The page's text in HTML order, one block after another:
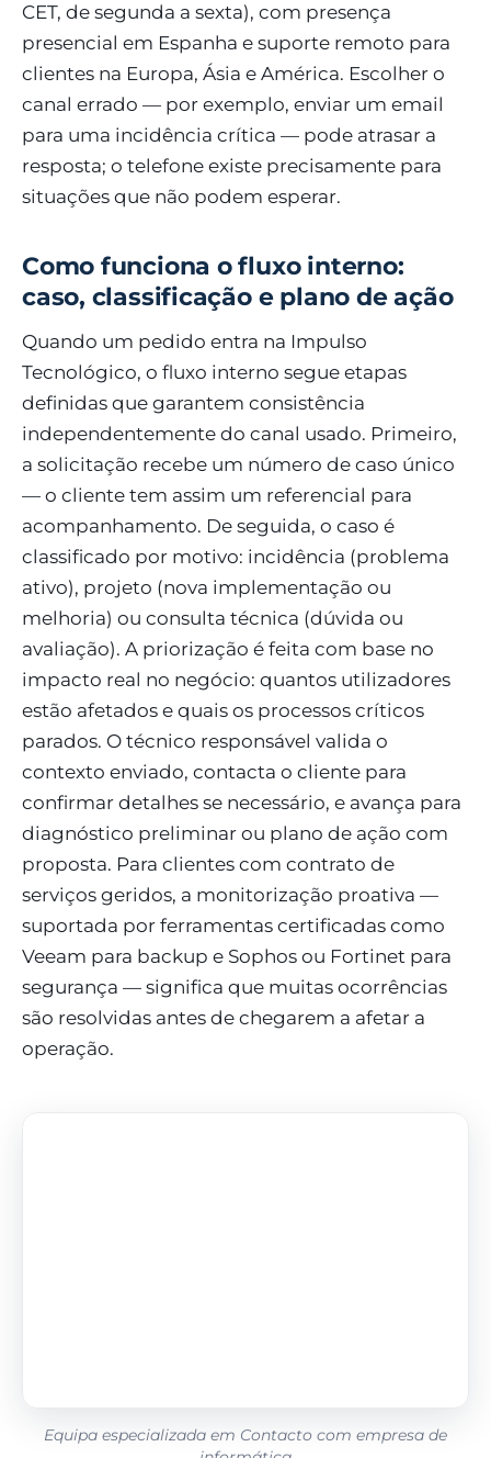
CET, de segunda a sexta), com presença
presencial em Espanha e suporte remoto para
clientes na Europa, Ásia e América. Escolher o
canal errado — por exemplo, enviar um email
para uma incidência crítica — pode atrasar a
resposta; o telefone existe precisamente para
situações que não podem esperar.
Como funciona o fluxo interno:
caso, classificação e plano de ação
Quando um pedido entra na Impulso
Tecnológico, o fluxo interno segue etapas
definidas que garantem consistência
independentemente do canal usado. Primeiro,
a solicitação recebe um número de caso único
— o cliente tem assim um referencial para
acompanhamento. De seguida, o caso é
classificado por motivo: incidência (problema
ativo), projeto (nova implementação ou
melhoria) ou consulta técnica (dúvida ou
avaliação). A priorização é feita com base no
impacto real no negócio: quantos utilizadores
estão afetados e quais os processos críticos
parados. O técnico responsável valida o
contexto enviado, contacta o cliente para
confirmar detalhes se necessário, e avança para
diagnóstico preliminar ou plano de ação com
proposta. Para clientes com contrato de
serviços geridos, a monitorização proativa —
suportada por ferramentas certificadas como
Veeam para backup e Sophos ou Fortinet para
segurança — significa que muitas ocorrências
são resolvidas antes de chegarem a afetar a
operação.
Equipa especializada em Contacto com empresa de